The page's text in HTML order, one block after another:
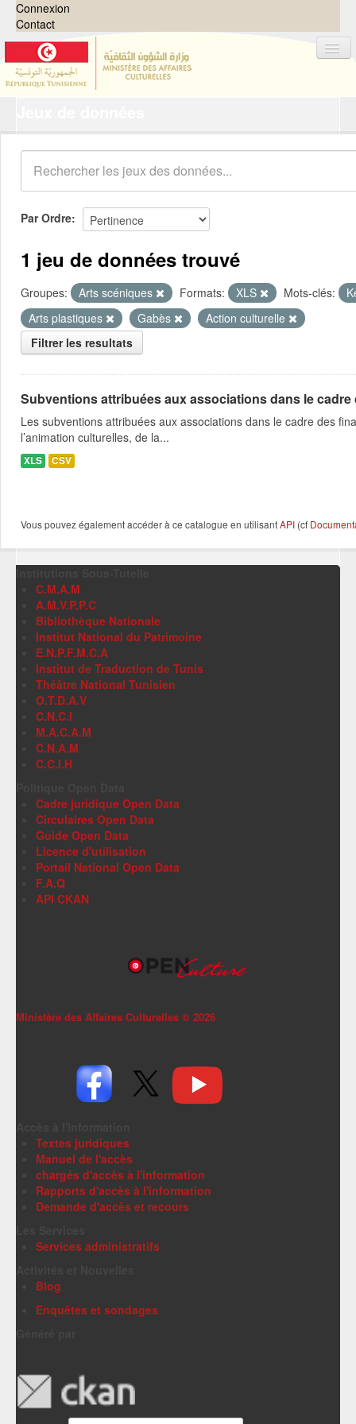
Connexion
Contact
Organisations
Groupes
Demandes 0
À propos
Par Ordre
1 jeu de données trouvé
Groupes: Arts scéniques Formats: XLS Mots-clés:
Arts plastiques
Gabès
Action culturelle
Filtrer les resultats
Subventions attribuées aux associations dans le
Les subventions attribuées aux associations dans le cadre des
l’animation culturelles, de la...
XLS CSV
Vous pouvez également accéder à ce catalogue en utilisantAPI (cf
C.M.A.M
A.M.V.P.P.C
Bibliothèque Nationale
Institut National du Patrimoine
E.N.P.F.M.C.A
Institut de Traduction de Tunis
Théâtre National Tunisien
O.T.D.A.V
C.N.C.I
M.A.C.A.M
C.N.A.M
C.C.I.H
Cadre juridique Open Data
Circulaires Open Data
Guide Open Data
Licence d'utilisation
Portail National Open Data
F.A.Q
API CKAN
Ministère des Affaires Culturelles © 2026
Textes juridiques
Manuel de l'accès
chargés d'accès à l'information
Rapports d'accès à l'information
Demande d'accès et recours
Services administratifs
Blog
Enquêtes et sondages